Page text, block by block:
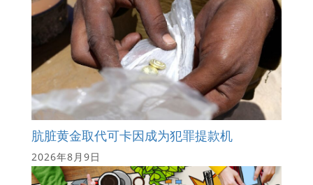
肮脏黄金取代可卡因成为犯罪提款机
2026年8月9日